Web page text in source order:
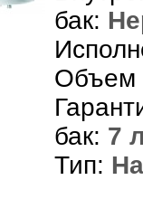
бак:
Объем
бак: 7
Тип: